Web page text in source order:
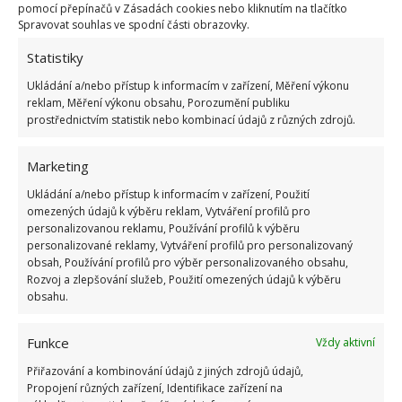
pomocí přepínačů v Zásadách cookies nebo kliknutím na tlačítko
Spravovat souhlas ve spodní části obrazovky.
Statistiky
Ukládání a/nebo přístup k informacím v zařízení, Měření výkonu
reklam, Měření výkonu obsahu, Porozumění publiku
prostřednictvím statistik nebo kombinací údajů z různých zdrojů.
Marketing
Ukládání a/nebo přístup k informacím v zařízení, Použití
omezených údajů k výběru reklam, Vytváření profilů pro
personalizovanou reklamu, Používání profilů k výběru
personalizované reklamy, Vytváření profilů pro personalizovaný
obsah, Používání profilů pro výběr personalizovaného obsahu,
Rozvoj a zlepšování služeb, Použití omezených údajů k výběru
obsahu.
Funkce
Vždy aktivní
Přiřazování a kombinování údajů z jiných zdrojů údajů,
Propojení různých zařízení, Identifikace zařízení na
zalijte.
Péče o rostliny
Udržujte půdu stále vlhkou, ale ne podmáčenou,
protože pór má mělký kořenový systém a potřebuje
posekanou trávou nebo kompostem
udržovala vlhkost, potlačovaly se plevely a
udržovala se stálá teplota půdy. Pórek přihnojujte
vyváženým tekutým hnojivem každých 4–6 týdnů
během vegetačního období.
Chcete-li získat jemné, co nejdelší bílé stonky,
postupně kolem základny rostlin přihrnujte půdu